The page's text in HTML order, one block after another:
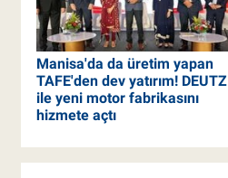
Manisa'da da üretim yapan
TAFE'den dev yatırım! DEUTZ
ile yeni motor fabrikasını
hizmete açtı